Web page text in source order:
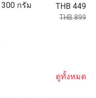
กรัม
THB 449
THB 899
ดูทั้งหมด